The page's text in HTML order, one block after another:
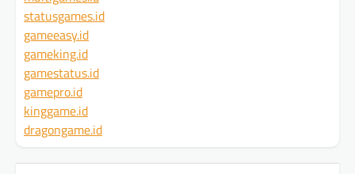
statusgames.id
gameeasy.id
gameking.id
gamestatus.id
gamepro.id
kinggame.id
dragongame.id